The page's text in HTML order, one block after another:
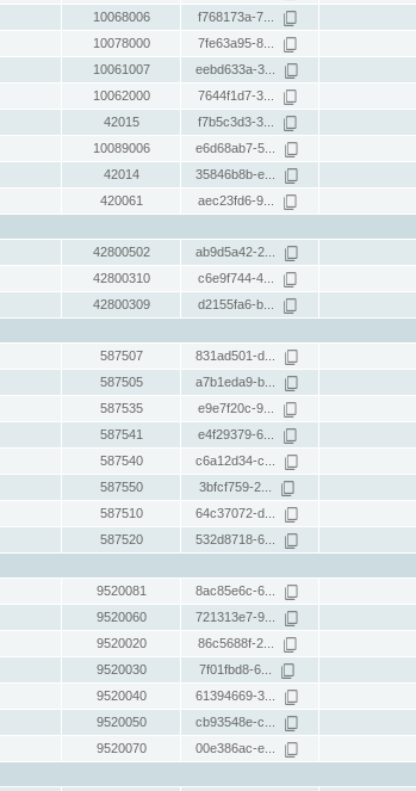
10068006 f768173a-7...
10078000 7fe63a95-8...
10061007 eebd633a-3...
10062000 7644f1d7-3...
42015 f7b5c3d3-3...
10089006 e6d68ab7-5...
42014 35846b8b-e...
420061 aec23fd6-9...
42800502 ab9d5a42-2...
42800310 c6e9f744-4...
42800309 d2155fa6-b...
587507 831ad501-d...
587505 a7b1eda9-b...
587535 e9e7f20c-9...
587541 e4f29379-6...
587540 c6a12d34-c...
587550 3bfcf759-2...
587510 64c37072-d...
587520 532d8718-6...
9520081 8ac85e6c-6...
9520060 721313e7-9...
9520020 86c5688f-2...
9520030 7f01fbd8-6...
9520040 61394669-3...
9520050 cb93548e-c...
9520070 00e386ac-e...